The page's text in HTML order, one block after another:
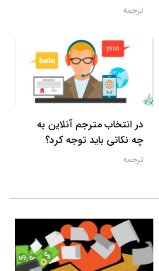
ترجمه
در انتخاب مترجم آنلاین به
چه نکاتی باید توجه کرد؟
ترجمه